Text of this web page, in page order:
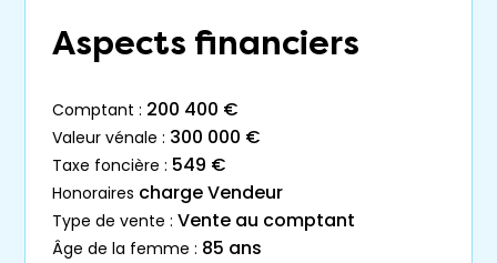
Aspects financiers
comptant : 200 400 €
valeur vénale : 300 000 €
taxe foncière : 549 €
honoraires charge Vendeur
type de vente : Vente au comptant
âge de la femme : 85 ans